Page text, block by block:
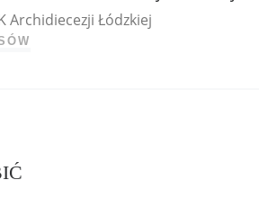
Archidiecezji Łódzkiej